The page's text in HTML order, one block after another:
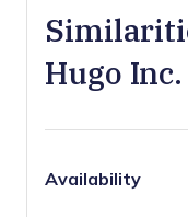
Hugo
Availability